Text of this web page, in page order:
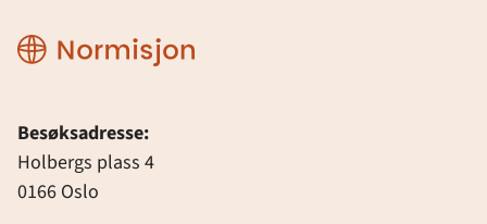
Normisjon
Besøksadresse:
Holbergs plass 4
0166 Oslo